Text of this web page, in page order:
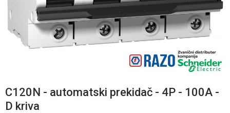
C120N - automatski prekidač - 4P - 100A -
D kriva